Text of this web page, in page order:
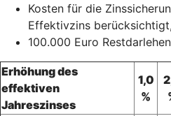
Kosten für die
Effektivzins berücksichtigt,
100.000 Euro
Erhöhung des
effektiven
Jahreszinses
1,0
%